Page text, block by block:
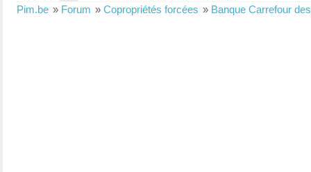
Pim.be » Forum » Copropriétés forcées » Banque Carrefour